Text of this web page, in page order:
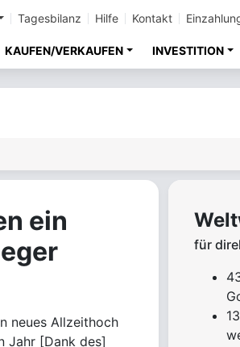
Tagesbilanz Hilfe Kontakt
KAUFEN/VERKAUFEN INVESTITION
ein
neues Allzeithoch
Jahr [Dank des]
für